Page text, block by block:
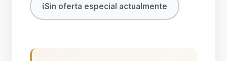
ℹ️Sin oferta especial actualmente